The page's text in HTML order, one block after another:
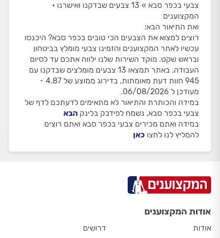
צבעי בכפר סבא » 13 צבעים שבדקנו ואישרנו •
המקצוענים
ואת התיאור הבא:
רוצים למצוא את הצבעים הכי טובים בכפר סבא? היכנסו
עכשיו לאתר המקצוענים והזמינו צבעי מומלץ בביטחון
ובראש שקט. מוקד השירות שלנו ילווה אתכם עד לסיום
העבודה. באתר תמצאו 13 צבעים מומלצים שבדקנו עם
945 חוות דעת מאומתות, בדירוג ממוצע של 4.87 -
מעודכן ל 06/08/2026.
במידה והכותרת והתיאור לא מתאימים לדעתכם לדף של
צבעי בכפר סבא, נשמח לפידבק בלינק הבא
במידה ואתם מכירים צבעי בכפר סבא ואתם רוצים
להמליץ לנו לחצו כאן
אודות המקצוענים
אודות
דרושים